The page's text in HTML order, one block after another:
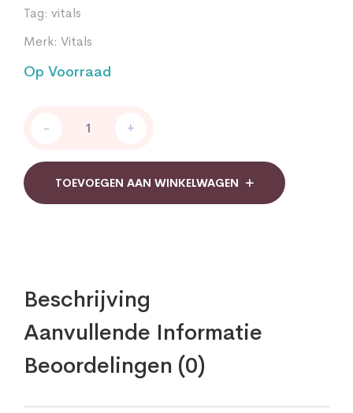
Tag: vitals
Merk: Vitals
Op Voorraad
Vitamine
1000
i.e.
100
- +
TOEVOEGEN AAN WINKELWAGEN
Beschrijving
Aanvullende Informatie
Beoordelingen (0)